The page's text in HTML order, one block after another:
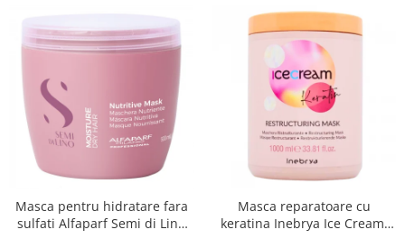
Masca pentru hidratare fara
sulfati Alfaparf Semi di Lino
Masca reparatoare cu
keratina Inebrya Ice Cream,